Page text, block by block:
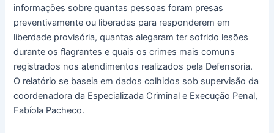
informações sobre quantas pessoas foram presas
preventivamente ou liberadas para responderem em
liberdade provisória, quantas alegaram ter sofrido lesões
durante os flagrantes e quais os crimes mais comuns
registrados nos atendimentos realizados pela Defensoria.
O relatório se baseia em dados colhidos sob supervisão da
coordenadora da Especializada Criminal e Execução Penal,
Fabíola Pacheco.